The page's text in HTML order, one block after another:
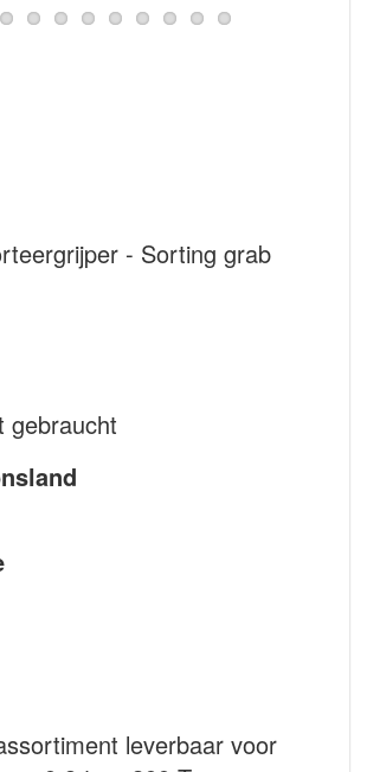
- Sorting grab
gebraucht
leverbaar voor